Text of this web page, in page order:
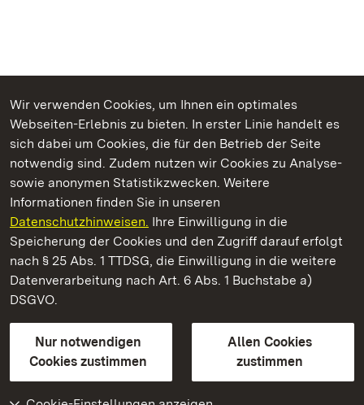
Wir verwenden Cookies, um Ihnen ein optimales
Webseiten-Erlebnis zu bieten. In erster Linie handelt es
sich dabei um Cookies, die für den Betrieb der Seite
notwendig sind. Zudem nutzen wir Cookies zu Analyse-
sowie anonymen Statistikzwecken. Weitere
Informationen finden Sie in unseren
Datenschutzhinweisen. Ihre Einwilligung in die
Speicherung der Cookies und den Zugriff darauf erfolgt
nach § 25 Abs. 1 TTDSG, die Einwilligung in die weitere
Datenverarbeitung nach Art. 6 Abs. 1 Buchstabe a)
DSGVO.
Nur notwendigen
Cookies zustimmen
Allen Cookies
zustimmen
Kommen. Staunen. Genießen.
Residenzschloss Ludwigsburg
Staatliche Schlösser und Gärten Baden-Württemberg
Kontakt
GebärdenspracheLeichte Sprache
Erklärung zur Barrierefreiheit
BITV-konform (geprüfte Seiten)